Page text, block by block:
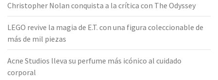
Christopher Nolan conquista a la crítica con The Odyssey
LEGO revive la magia de E.T. con una figura coleccionable de
más de mil piezas
Acne Studios lleva su perfume más icónico al cuidado
corporal